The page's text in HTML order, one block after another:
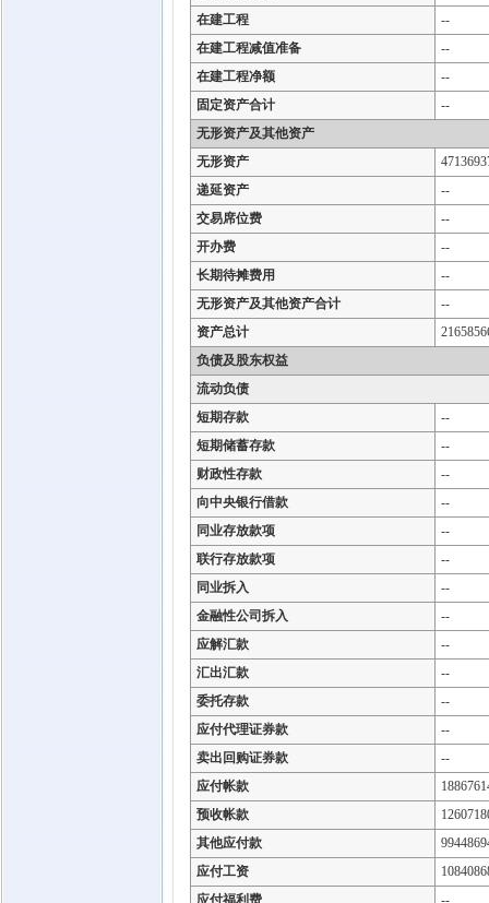
在建工程
--
在建工程减值准备
--
在建工程净额
--
固定资产合计
--
无形资产及其他资产
无形资产
递延资产
--
交易席位费
--
开办费
--
长期待摊费用
--
无形资产及其他资产合计
--
资产总计
负债及股东权益
流动负债
短期存款
--
短期储蓄存款
--
财政性存款
--
向中央银行借款
--
同业存放款项
--
联行存放款项
--
同业拆入
--
金融性公司拆入
--
应解汇款
--
汇出汇款
--
委托存款
--
应付代理证券款
--
卖出回购证券款
--
应付帐款
预收帐款
其他应付款
应付工资
应付福利费
--